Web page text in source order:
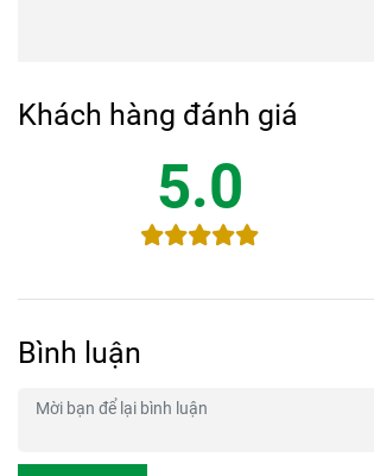
Khách hàng đánh giá
5.0
Bình luận